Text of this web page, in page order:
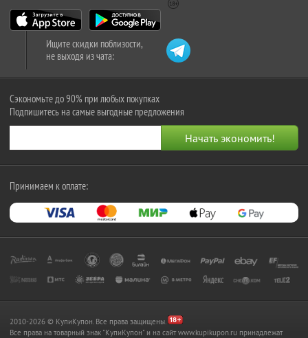
Ищите скидки поблизости,
не выходя из чата:
Сэкономьте до 90% при любых покупках
Подпишитесь на самые выгодные предложения
Принимаем к оплате:
2010-2026 © КупиКупон. Все права защищены.
Все права на товарный знак "КупиКупон" и на сайт www.kupikupon.ru принадлежат